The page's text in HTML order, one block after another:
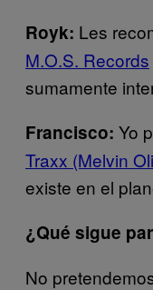
Royk: Les
M.O.S. Records
sumamente
Francisco: Yo
Traxx (Melvin
existe en el
¿Qué sigue
No